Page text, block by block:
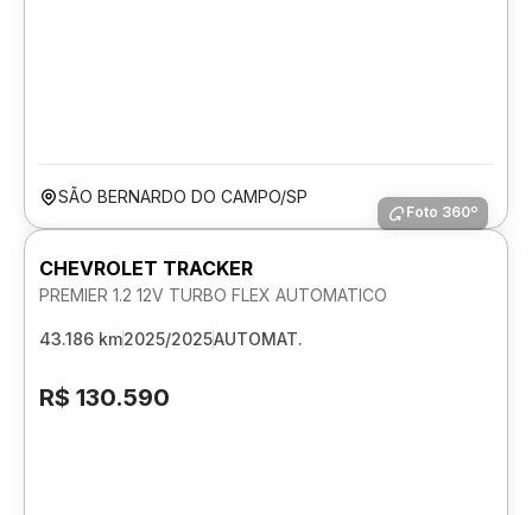
SÃO BERNARDO DO CAMPO/SP
Foto 360º
CHEVROLET TRACKER
PREMIER 1.2 12V TURBO FLEX AUTOMATICO
43.186 km2025/2025AUTOMAT.
R$ 130.590